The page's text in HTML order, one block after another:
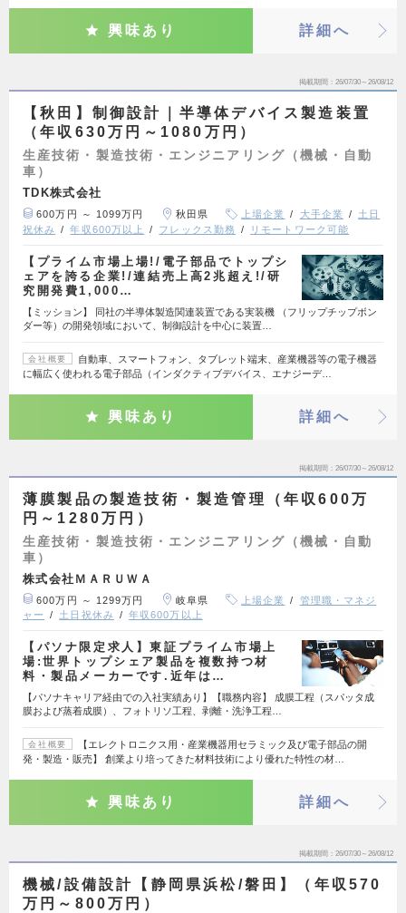
興味あり 詳細へ
掲載期間 26/07/30～26/08/12
【秋田】制御設計｜半導体デバイス製造装置
（年収630万円～1080万円）
生産技術・製造技術・エンジニアリング（機械・自動
車）
TDK株式会社
600万円 ～ 1099万円 秋田県 上場企業 大手企業
土日
祝休み
年収600万以上 フレックス勤務 リモートワーク可能
【プライム市場上場!/電子部品でトップシ
ェアを誇る企業!/連結売上高2兆超え!/研
究開発費1,000…
【ミッション】 同社の半導体製造関連装置である実装機 （フリップチップボン
ダー等）の開発領域において、制御設計を中心に装置…
会社概要
自動車、スマートフォン、タブレット端末、産業機器等の電子機器
に幅広く使われる電子部品（インダクティブデバイス、エナジーデ…
興味あり 詳細へ
掲載期間 26/07/30～26/08/12
薄膜製品の製造技術・製造管理（年収600万
円～1280万円）
生産技術・製造技術・エンジニアリング（機械・自動
車）
株式会社ＭＡＲＵＷＡ
600万円 ～ 1299万円 岐阜県 上場企業
管理職・マネジ
ャー
土日祝休み 年収600万以上
【パソナ限定求人】東証プライム市場上
場:世界トップシェア製品を複数持つ材
料・製品メーカーです.近年は…
【パソナキャリア経由での入社実績あり】【職務内容】 成膜工程（スパッタ成
膜および蒸着成膜）、フォトリソ工程、剥離・洗浄工程…
会社概要
【エレクトロニクス用・産業機器用セラミック及び電子部品の開
発・製造・販売】 創業より培ってきた材料技術により優れた特性の材…
興味あり 詳細へ
掲載期間 26/07/30～26/08/12
機械/設備設計【静岡県浜松/磐田】（年収570
万円～800万円）